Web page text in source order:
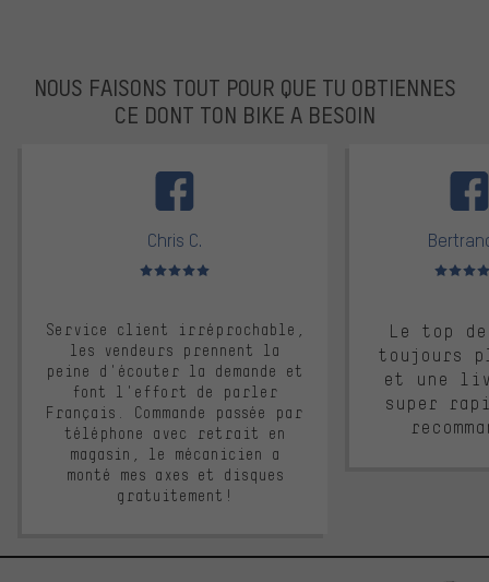
NOUS FAISONS TOUT POUR QUE TU OBTIENNES
CE DONT TON BIKE A BESOIN
Chris C.
Note moyenne : 5 sur 5
Service client irréprochable,
les vendeurs prennent la
peine d'écouter la demande et
font l'effort de parler
Français. Commande passée par
téléphone avec retrait en
magasin, le mécanicien a
monté mes axes et disques
gratuitement!
Note
Le top
toujours
et une
super